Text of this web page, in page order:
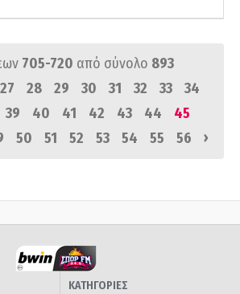
705-720 από σύνολο 893
27 28 29 30 31 32 33
34
39 40 41 42 43 44
45
50 51 52 53 54 55 56 ›
ΚΑΤΗΓΟΡΙΕΣ